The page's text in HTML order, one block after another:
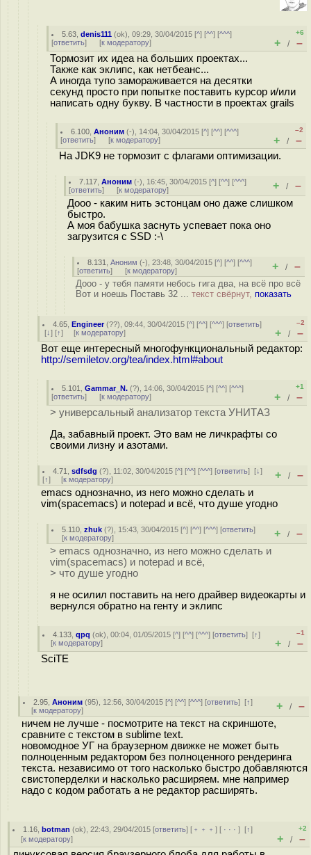
5.63 ,denis111 (ok), 09:29, 30/04/2015 [^] [^^] [^^^]
[ответить] [к модератору]
+6
+ / –
Тормозит их идеа на больших проектах...
Также как эклипс, как нетбеанс...
А иногда тупо замораживается на десятки
секунд просто при попытке поставить курсор и/или
написать одну букву. В частности в проектах grails
6.100 ,Аноним (-), 14:04, 30/04/2015 [^] [^^] [^^^]
[ответить] [к модератору]
–2
+ / –
На JDK9 не тормозит с флагами оптимизации.
7.117 ,Аноним (-), 16:45, 30/04/2015 [^] [^^] [^^^]
[ответить] [к модератору] + / –
Дооо - каким нить эстонцам оно даже слишком
быстро.
А моя бабушка заснуть успевает пока оно
загрузится с SSD :-\
8.131 ,Аноним (-), 23:48, 30/04/2015 [^] [^^] [^^^]
[ответить] [к модератору] + / –
Дооо - у тебя памяти небось гига два, на всё про всё
Вот и ноешь Поставь 32 ... текст свёрнут, показать
4.65 ,Engineer(??), 09:44, 30/04/2015 [^] [^^] [^^^] [ответить]
[↓] [↑] [к модератору]
–2
+ / –
Вот еще интересный многофункциональный редактор:
http://semiletov.org/tea/index.html#about
5.101 ,Gammar_N. (?), 14:06, 30/04/2015 [^] [^^] [^^^]
[ответить] [к модератору]
+1
+ / –
> универсальный анализатор текста УНИТАЗ
Да, забавный проект. Это вам не личкрафты со
своими лизну и азотами.
4.71 ,sdfsdg (?), 11:02, 30/04/2015 [^] [^^] [^^^] [ответить][↓]
[↑] [к модератору] + / –
emacs однозначно, из него можно сделать и
vim(spacemacs) и notepad и всё, что душе угодно
5.110 ,zhuk (?), 15:43, 30/04/2015 [^] [^^] [^^^] [ответить]
[к модератору] + / –
> emacs однозначно, из него можно сделать и
vim(spacemacs) и notepad и всё,
> что душе угодно
я не осилил поставить на него драйвер видеокарты и
вернулся обратно на генту и эклипс
4.133 ,qpq (ok), 00:04, 01/05/2015 [^] [^^] [^^^] [ответить][↑]
[к модератору]
–1
+ / –
SciTE
2.95 ,Аноним (95), 12:56, 30/04/2015 [^] [^^] [^^^] [ответить][↑]
[к модератору] + / –
ничем не лучше - посмотрите на текст на скриншоте,
сравните с текстом в sublime text.
новомодное УГ на браузерном движке не может быть
полноценным редактором без полноценного рендеринга
текста. независимо от того насколько быстро добавляются
свистоперделки и насколько расширяем. мне например
надо с кодом работать а не редактор расширять.
1.16 ,botman (ok), 22:43, 29/04/2015 [ответить] [ ﹢﹢﹢] [ · · ·][↑]
[к модератору]
+2
+ / –